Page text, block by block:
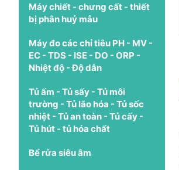
Máy chiết - chưng cất - thiết
bị phân huỷ mẫu
Máy đo các chỉ tiêu PH - MV -
EC - TDS - ISE - DO - ORP -
Nhiệt độ - Độ dẫn
Tủ ấm - Tủ sấy - Tủ môi
trường - Tủ lão hóa - Tủ sốc
nhiệt - Tủ an toàn - Tủ cấy -
Tủ hút - tủ hóa chất
Bể rửa siêu âm